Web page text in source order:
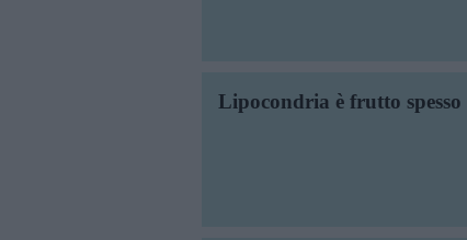
Lipocondria è frutto